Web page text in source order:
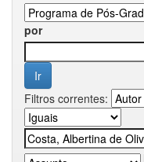
por
Filtros correntes: